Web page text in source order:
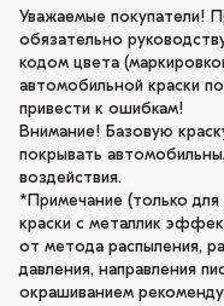
Уважаемые покупатели!
обязательно
кодом цвета
автомобильной краски
привести к ошибкам!
Внимание! Базовую
покрывать
воздействия.
*Примечание (только
краски с металлик
от метода распыления,
давления, направления
окрашиванием